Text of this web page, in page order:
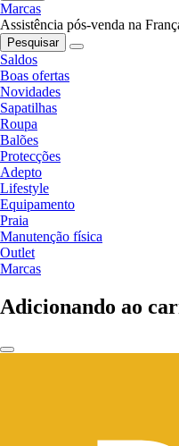
Marcas
Assistência pós-venda na
Pesquisar
Saldos
Boas ofertas
Novidades
Sapatilhas
Roupa
Balões
Protecções
Adepto
Lifestyle
Equipamento
Praia
Manutenção física
Outlet
Marcas
Adicionando ao